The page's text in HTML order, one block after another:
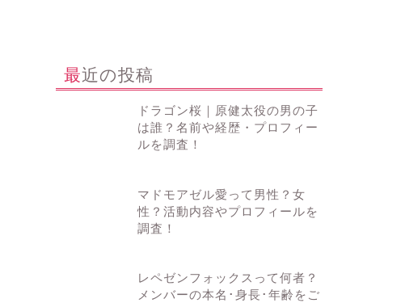
最近の投稿
ドラゴン桜｜原健太役の男の子
は誰？名前や経歴・プロフィー
ルを調査！
マドモアゼル愛って男性？女
性？活動内容やプロフィールを
調査！
レペゼンフォックスって何者？
メンバーの本名･身長･年齢をご